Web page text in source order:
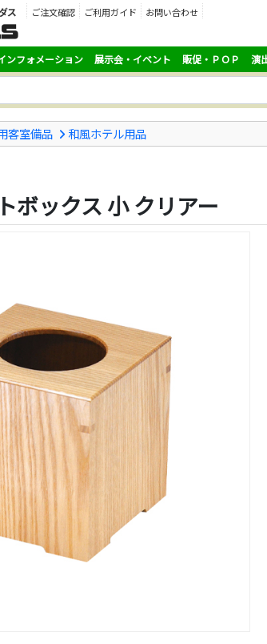
ご注文確認 ご利用ガイド
お問い合わせ
ンフォメーション 展示会・イベント 販促・ＰＯＰ 演
客室備品 和風ホテル用品
ボックス 小 クリアー